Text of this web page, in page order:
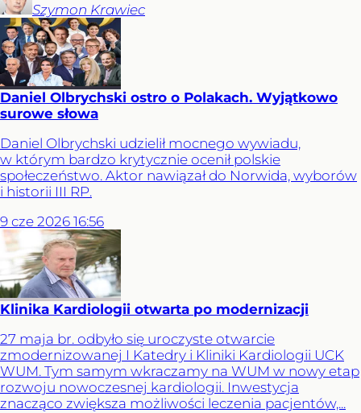
Szymon Krawiec
Daniel Olbrychski ostro o Polakach. Wyjątkowo
surowe słowa
Daniel Olbrychski udzielił mocnego wywiadu,
w którym bardzo krytycznie ocenił polskie
społeczeństwo. Aktor nawiązał do Norwida, wyborów
i historii III RP.
9 cze 2026 16:56
Klinika Kardiologii otwarta po modernizacji
27 maja br. odbyło się uroczyste otwarcie
zmodernizowanej I Katedry i Kliniki Kardiologii UCK
WUM. Tym samym wkraczamy na WUM w nowy etap
rozwoju nowoczesnej kardiologii. Inwestycja
znacząco zwiększa możliwości leczenia pacjentów,...